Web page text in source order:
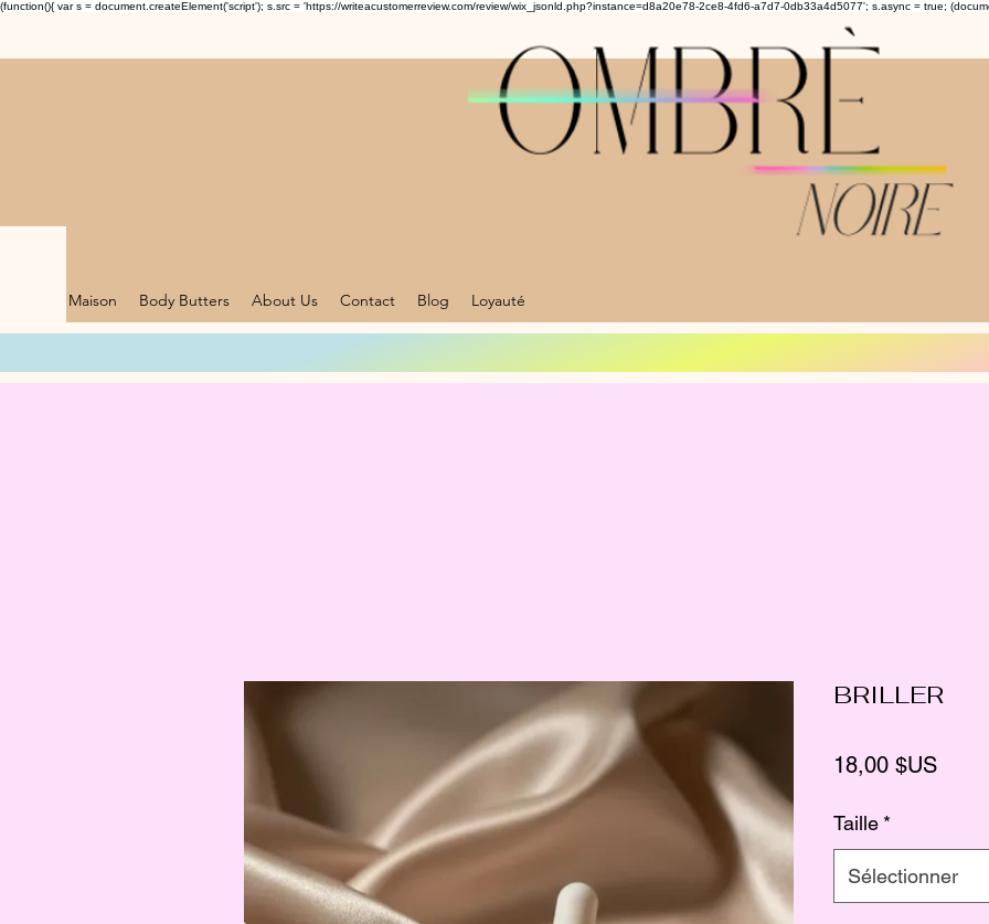
(function(){ var s = document.createElement('script'); s.src = 'https://writeacustomerreview.com/review/wix_jsonld.php?instance=d8a20e78-2ce8-4fd6-a7d7-0db33a4d5077'; s.async = true;
Maison Body Butters About Us Contact Blog Loyauté
BRILLER
18,00 $USPrix
Taille *
Sélectionner